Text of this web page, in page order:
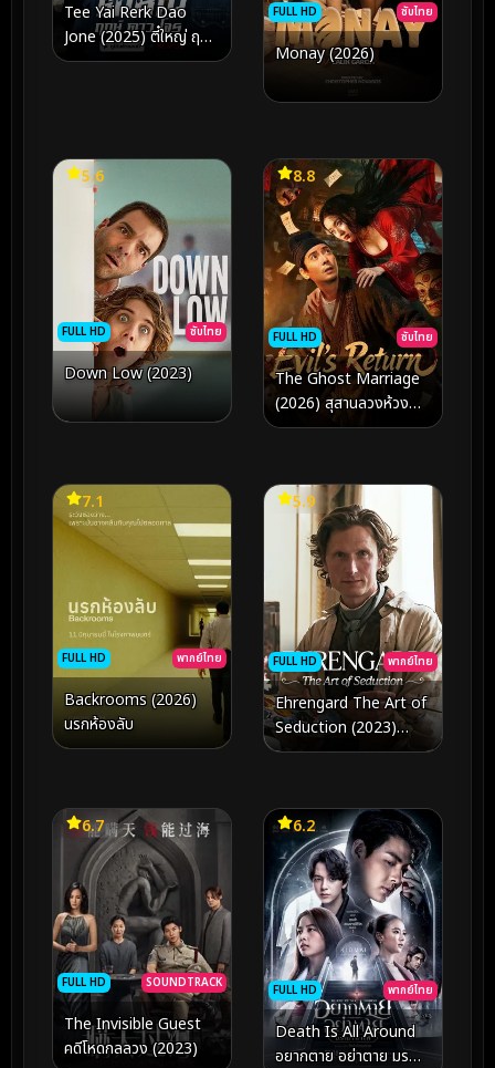
Tee Yai Rerk Dao
Jone (2025) ตี๋ใหญ่ ฤกษ์
ดาว โจร
FULL HD ซับไทย
Monay (2026)
FULL HD ซับไทย
5.6
Down Low (2023)
FULL HD ซับไทย
8.8
The Ghost Marriage
(2026) สุสานลวงห้วง
อารมณ์
FULL HD พากย์ไทย
7.1
Backrooms (2026)
นรกห้องลับ
FULL HD พากย์ไทย
5.9
Ehrengard The Art of
Seduction (2023)
ศิลปะแห่งการยั่วยวน
FULL HD SOUNDTRACK
6.7
The Invisible Guest
คดีโหดกลลวง (2023)
FULL HD พากย์ไทย
6.2
Death Is All Around
อยากตาย อย่าตาย มรณา